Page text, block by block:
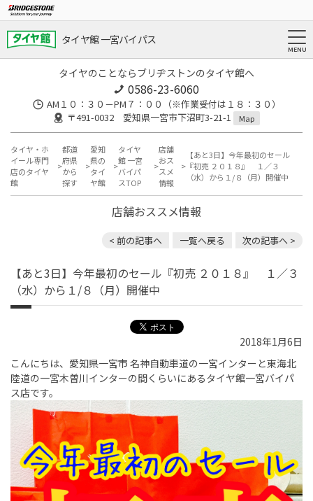
タイヤ館 一宮バイパス
タイヤのことならブリヂストンのタイヤ館へ
0586-23-6060
AM１０：３０－PM７：００（※作業受付は１８：３０）
〒491-0032 愛知県一宮市下沼町3-21-1
Map
タイヤ・ホ
イール専門
店のタイヤ
館
都道
府県
から
探す
愛知
県の
タイ
ヤ館
タイヤ
館 一宮
バイパ
スTOP
店舗
おス
スメ
情報
【あと3日】今年最初のセール
『初売 ２０１８』 １／３
（水）から１/８（月）開催中
店舗おススメ情報
< 前の記事へ 一覧へ戻る 次の記事へ >
【あと3日】今年最初のセール『初売 ２０１８』 １／３
（水）から１/８（月）開催中
2018年1月6日
こんにちは、愛知県一宮市 名神自動車道の一宮インターと東海北
陸道の一宮木曽川インターの間くらいにあるタイヤ館一宮バイパ
ス店です。